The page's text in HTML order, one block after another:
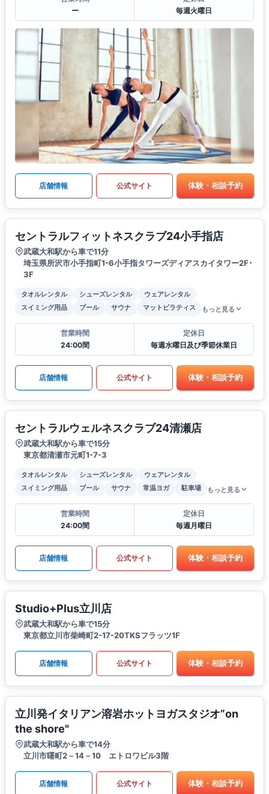
ー
毎週火曜日
店舗情報 公式サイト 体験・相談予約
セントラルフィットネスクラブ24小手指店
武蔵大和駅から車で11分
埼玉県所沢市小手指町1-6小手指タワーズディアスカイタワー2F･
3F
タオルレンタル シューズレンタル
ウェアレンタル
スイミング用品
プール サウナ マットピラティス もっと見る
営業時間
24:00間
定休日
毎週水曜日及び季節休業日
店舗情報 公式サイト 体験・相談予約
セントラルウェルネスクラブ24清瀬店
武蔵大和駅から車で15分
東京都清瀬市元町1-7-3
タオルレンタル シューズレンタル
ウェアレンタル
スイミング用品
プール サウナ 常温ヨガ 駐車場 もっと見る
営業時間
24:00間
定休日
毎週月曜日
店舗情報 公式サイト 体験・相談予約
Studio+Plus立川店
武蔵大和駅から車で15分
東京都立川市柴崎町2-17-20TKSフラッツ1F
店舗情報 公式サイト 体験・相談予約
立川発イタリアン溶岩ホットヨガスタジオ”on
the shore"
武蔵大和駅から車で14分
立川市曙町2－14－10 エトロワビル3階
店舗情報 公式サイト 体験・相談予約